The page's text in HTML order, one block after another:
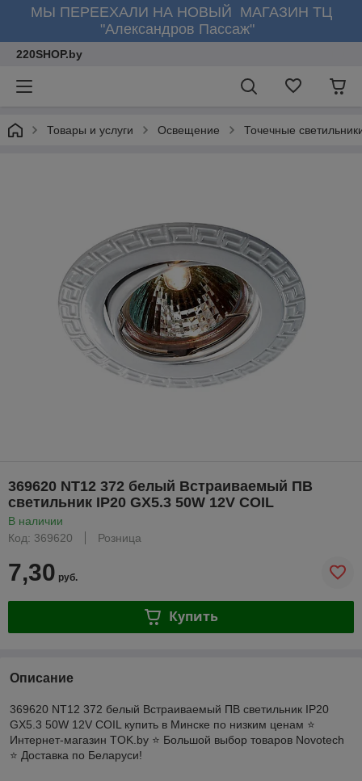
МЫ ПЕРЕЕХАЛИ НА НОВЫЙ МАГАЗИН ТЦ
"Александров Пассаж"
220SHOP.by
Товары и услуги Освещение Точечные
369620 NT12 372 белый Встраиваемый ПВ
светильник IP20 GX5.3 50W 12V COIL
В наличии
Код: 369620
Розница
7,30 руб.
Купить
Описание
369620 NT12 372 белый Встраиваемый ПВ светильник IP20
GX5.3 50W 12V COIL купить в Минске по низким ценам ⭐️
Интернет-магазин TOK.by ⭐️ Большой выбор товаров Novotech
⭐️ Доставка по Беларуси!